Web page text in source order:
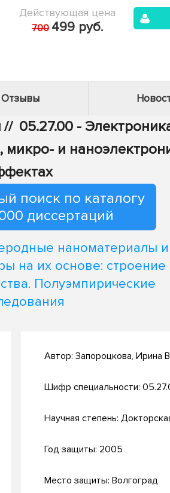
Действующая цена
700 499 руб.
Отзывы
// 05.27.00 -
и
поиск по каталогу
диссертаций
наноматериалы и
на их основе: строение
Полуэмпирические
Автор: Запороцкова, Ирина
Шифр специальности:
Научная степень:
Год защиты: 2005
Место защиты: Волгоград